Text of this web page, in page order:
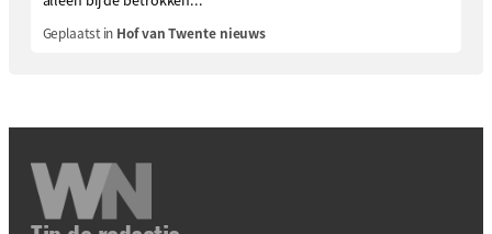
Geplaatst in Hof van Twente nieuws